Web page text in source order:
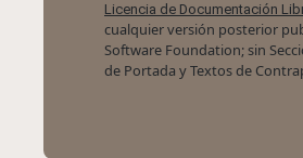
Licencia de Documentación
cualquier versión posterior
Software Foundation; sin
de Portada y Textos de